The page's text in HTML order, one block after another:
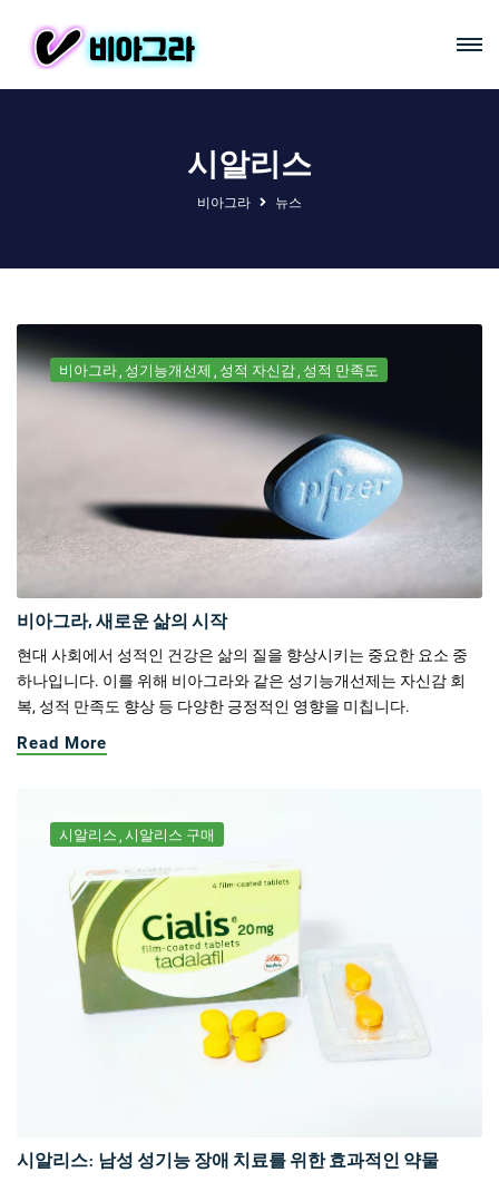
시알리스
비아그라 뉴스
비아그라 성기능개선제 성적 자신감 성적 만족도
비아그라, 새로운 삶의 시작
현대 사회에서 성적인 건강은 삶의 질을 향상시키는 중요한 요소 중
하나입니다. 이를 위해 비아그라와 같은 성기능개선제는 자신감 회
복, 성적 만족도 향상 등 다양한 긍정적인 영향을 미칩니다.
Read More
시알리스 시알리스 구매
시알리스: 남성 성기능 장애 치료를 위한 효과적인 약물